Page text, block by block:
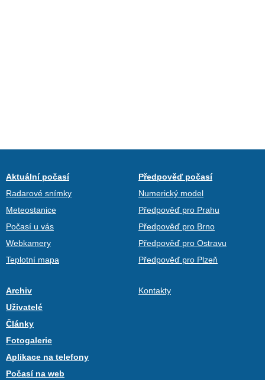
Aktuální počasí
Radarové snímky
Meteostanice
Počasí u vás
Webkamery
Teplotní mapa
Předpověď počasí
Numerický model
Předpověď pro Prahu
Předpověď pro Brno
Předpověď pro Ostravu
Předpověď pro Plzeň
Archiv
Uživatelé
Články
Fotogalerie
Aplikace na telefony
Počasí na web
Kontakty